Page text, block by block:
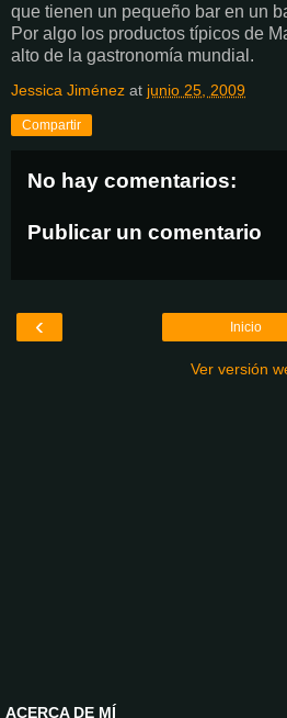
que tienen un pequeño bar en un
Por algo los productos típicos de
alto de la gastronomía mundial.
Jessica Jiménez at junio 25, 2009
Compartir
No hay comentarios:
Publicar un comentario
‹ Inicio
Ver versión
ACERCA DE MÍ